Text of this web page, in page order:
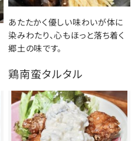
あたたかく優しい味わいが体に
染みわたり、心もほっと落ち着く
郷土の味です。
鶏南蛮タルタル